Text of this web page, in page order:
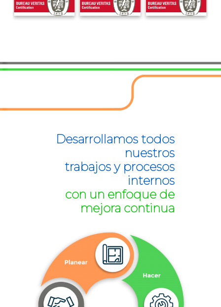
Desarrollamos todos
nuestros
trabajos y procesos
internos
con un enfoque de
mejora continua